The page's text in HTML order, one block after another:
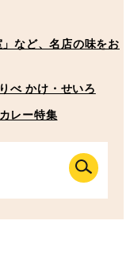
など、名店の味をお
べ かけ・せいろ
レー特集